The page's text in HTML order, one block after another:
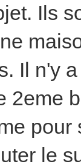
Ils
Il n'y
2eme
le